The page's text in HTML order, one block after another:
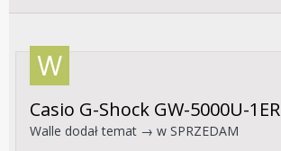
Casio G-Shock GW-5000U-1ER
Walle dodał temat → w SPRZEDAM